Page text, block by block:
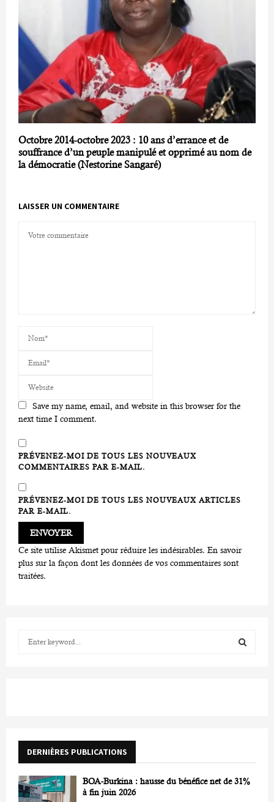
Octobre 2014-octobre 2023 : 10 ans d’errance et de
souffrance d’un peuple manipulé et opprimé au nom de
la démocratie (Nestorine Sangaré)
LAISSER UN COMMENTAIRE
Save my name, email, and website in this browser for the
next time I comment.
PRÉVENEZ-MOI DE TOUS LES NOUVEAUX
COMMENTAIRES PAR E-MAIL.
PRÉVENEZ-MOI DE TOUS LES NOUVEAUX ARTICLES
PAR E-MAIL.
Ce site utilise Akismet pour réduire les indésirables. En savoir
plus sur la façon dont les données de vos commentaires sont
traitées.
r
DERNIÈRES PUBLICATIONS
BOA-Burkina : hausse du bénéfice net de 31%
à fin juin 2026